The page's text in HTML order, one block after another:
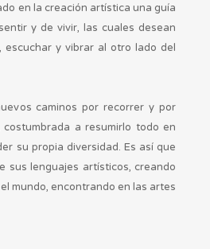
en la creación artística una guía
y de vivir, las cuales desean
escuchar y vibrar al otro lado del
caminos por recorrer y por
a resumirlo todo en
su propia diversidad. Es así que
sus lenguajes artísticos, creando
mundo, encontrando en las artes